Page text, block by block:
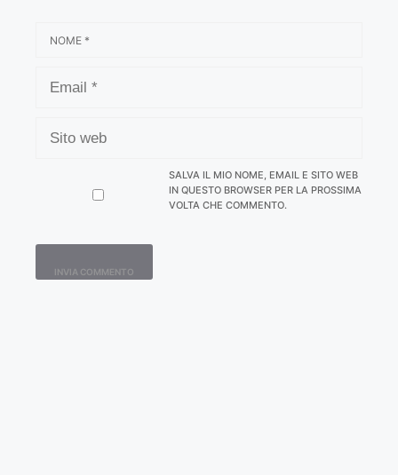
WEB
SALVA IL MIO NOME, EMAIL E SITO WEB
IN QUESTO BROWSER PER LA PROSSIMA
VOLTA CHE COMMENTO.